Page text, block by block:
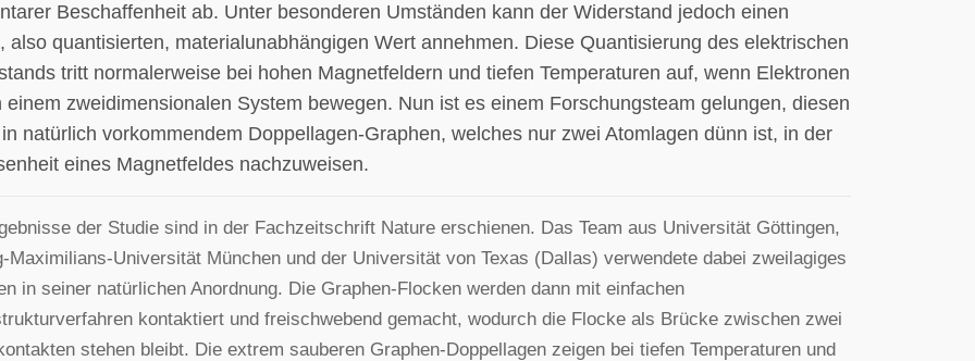
Beschaffenheit ab. Unter besonderen Umständen kann der Widerstand jedoch einen
also quantisierten, materialunabhängigen Wert annehmen. Diese Quantisierung des elektrischen
tritt normalerweise bei hohen Magnetfeldern und tiefen Temperaturen auf, wenn Elektronen
einem zweidimensionalen System bewegen. Nun ist es einem Forschungsteam gelungen, diesen
natürlich vorkommendem Doppellagen-Graphen, welches nur zwei Atomlagen dünn ist, in der
eines Magnetfeldes nachzuweisen.
der Studie sind in der Fachzeitschrift Nature erschienen. Das Team aus Universität Göttingen,
Maximilians-Universität München und der Universität von Texas (Dallas) verwendete dabei zweilagiges
in seiner natürlichen Anordnung. Die Graphen-Flocken werden dann mit einfachen
kontaktiert und freischwebend gemacht, wodurch die Flocke als Brücke zwischen zwei
stehen bleibt. Die extrem sauberen Graphen-Doppellagen zeigen bei tiefen Temperaturen und